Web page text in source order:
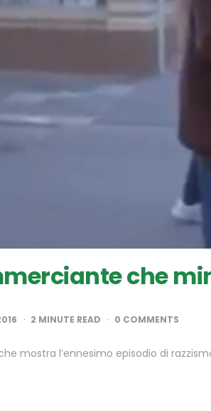
che
2 MINUTE READ 0 COMMENTS
mostra l’ennesimo episodio di